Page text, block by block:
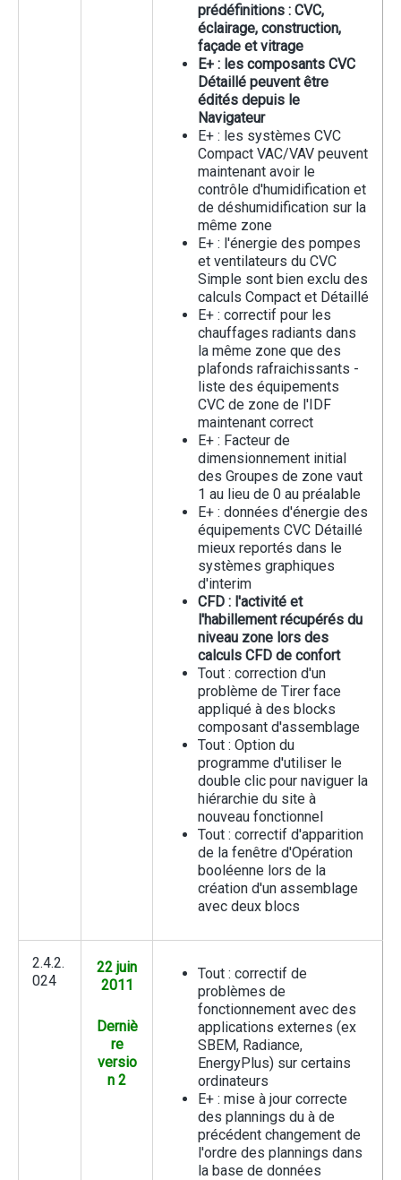
prédéfinitions : CVC,
éclairage, construction,
façade et vitrage
E+ : les composants CVC
Détaillé peuvent être
édités depuis le
Navigateur
E+ : les systèmes CVC
Compact VAC/VAV peuvent
maintenant avoir le
contrôle d'humidification et
de déshumidification sur la
même zone
E+ : l'énergie des pompes
et ventilateurs du CVC
Simple sont bien exclu des
calculs Compact et Détaillé
E+ : correctif pour les
chauffages radiants dans
la même zone que des
plafonds rafraichissants -
liste des équipements
CVC de zone de l'IDF
maintenant correct
E+ : Facteur de
dimensionnement initial
des Groupes de zone vaut
1 au lieu de 0 au préalable
E+ : données d'énergie des
équipements CVC Détaillé
mieux reportés dans le
systèmes graphiques
d'interim
CFD : l'activité et
l'habillement récupérés du
niveau zone lors des
calculs CFD de confort
Tout : correction d'un
problème de Tirer face
appliqué à des blocks
composant d'assemblage
Tout : Option du
programme d'utiliser le
double clic pour naviguer la
hiérarchie du site à
nouveau fonctionnel
Tout : correctif d'apparition
de la fenêtre d'Opération
booléenne lors de la
création d'un assemblage
avec deux blocs
2.4.2.
024
22 juin
2011
Derniè
re
versio
n 2
Tout : correctif de
problèmes de
fonctionnement avec des
applications externes (ex
SBEM, Radiance,
EnergyPlus) sur certains
ordinateurs
E+ : mise à jour correcte
des plannings du à de
précédent changement de
l'ordre des plannings dans
la base de données